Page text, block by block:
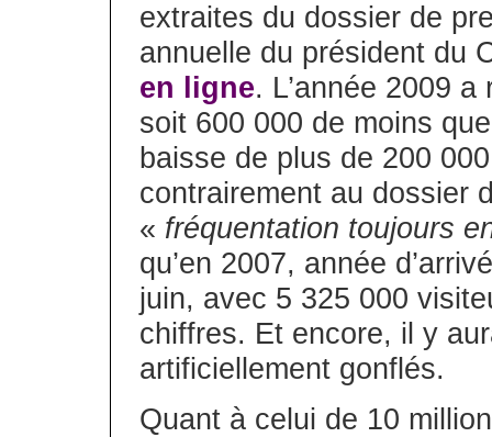
extraites du dossier de
annuelle du président du
en ligne. L’année 2009
soit 600 000 de moins
baisse de plus de 200
contrairement au dossier
« fréquentation toujours
qu’en 2007, année
juin, avec 5 325 000
chiffres. Et encore, il y
artificiellement gonflés.
Quant à celui de 10